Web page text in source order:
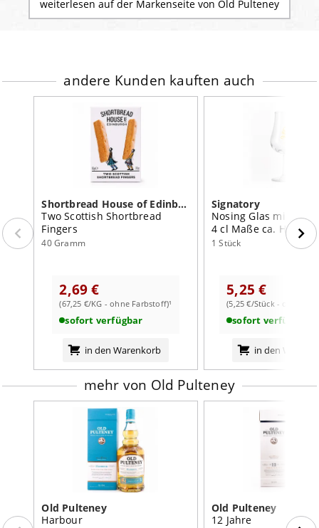
weiterlesen auf der Markenseite von Old Pulteney
andere Kunden kauften auch
Shortbread House of Edinburgh
Two Scottish Shortbread
Fingers
40 Gramm
2,69 €
(67,25 €/KG - ohne Farbstoff)¹
sofort verfügbar
in den Warenkorb
Signatory
Nosing Glas mit
4 cl Maße ca. H 13cm ; D
4/6cm
1 Stück
5,25 €
(5,25 €/Stück - ohne
sofort verfügbar
in den
mehr von Old Pulteney
Old Pulteney
Harbour
Old Pulteney
12 Jahre